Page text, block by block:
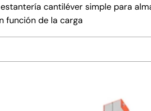
cantiléver simple para
función de la carga